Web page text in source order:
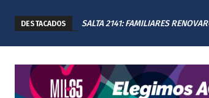
DESTACADOS
SALTA 2141: FAMILIARES